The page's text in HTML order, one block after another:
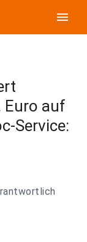
menu
Euro auf
Service: